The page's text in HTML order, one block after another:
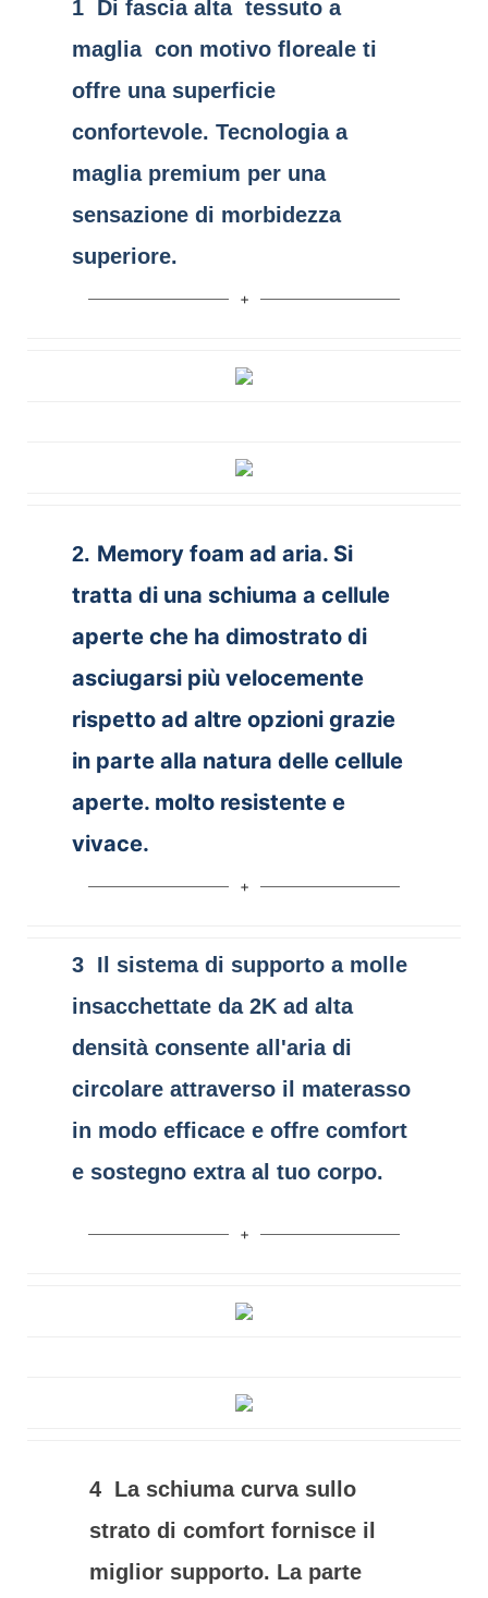
1 Di fascia alta tessuto a
maglia con motivo floreale ti
offre una superficie
confortevole. Tecnologia a
maglia premium per una
sensazione di morbidezza
superiore.
2. Memory foam ad aria. Si
tratta di una schiuma a cellule
aperte che ha dimostrato di
asciugarsi più velocemente
rispetto ad altre opzioni grazie
in parte alla natura delle cellule
aperte. molto resistente e
vivace.
3 Il sistema di supporto a molle
insacchettate da 2K ad alta
densità consente all'aria di
circolare attraverso il materasso
in modo efficace e offre comfort
e sostegno extra al tuo corpo.
4 La schiuma curva sullo
strato di comfort fornisce il
miglior supporto. La parte